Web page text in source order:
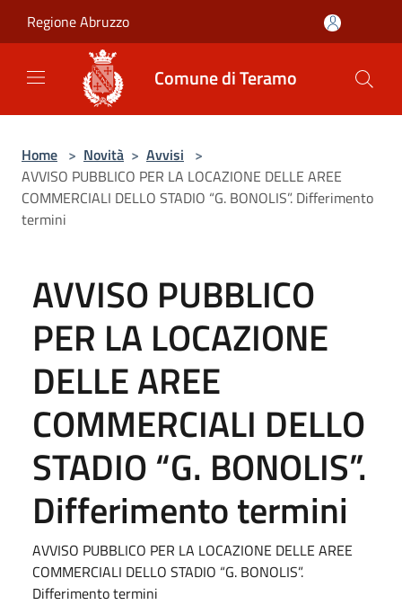
Regione Abruzzo
Comune di Teramo
Home > Novità > Avvisi >
AVVISO PUBBLICO PER LA LOCAZIONE DELLE AREE
COMMERCIALI DELLO STADIO “G. BONOLIS”. Differimento
termini
AVVISO PUBBLICO
PER LA LOCAZIONE
DELLE AREE
COMMERCIALI DELLO
STADIO “G. BONOLIS”.
Differimento termini
AVVISO PUBBLICO PER LA LOCAZIONE DELLE AREE
COMMERCIALI DELLO STADIO “G. BONOLIS”.
Differimento termini